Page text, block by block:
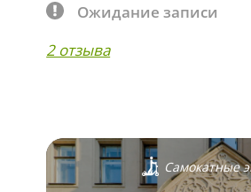
Ожидание записи
2 отзыва
Самокатные